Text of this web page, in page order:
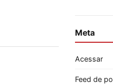
Meta
Acessar
Feed de